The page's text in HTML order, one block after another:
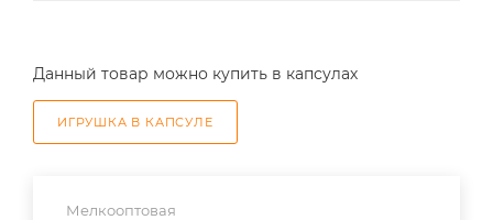
Данный товар можно купить в капсулах
ИГРУШКА В КАПСУЛЕ
Мелкооптовая